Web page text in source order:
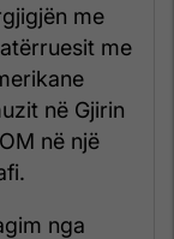
me
me
në Gjirin
në një
nga